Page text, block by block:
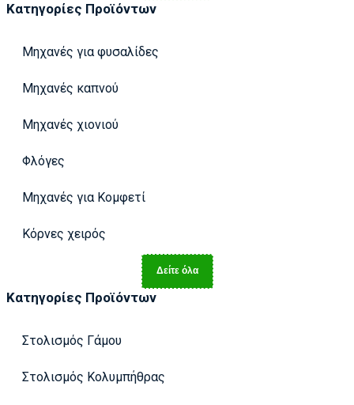
Κατηγορίες Προϊόντων
Μηχανές για φυσαλίδες
Μηχανές καπνού
Μηχανές χιονιού
Φλόγες
Μηχανές για Κομφετί
Κόρνες χειρός
Δείτε όλα
Κατηγορίες Προϊόντων
Στολισμός Γάμου
Στολισμός Κολυμπήθρας